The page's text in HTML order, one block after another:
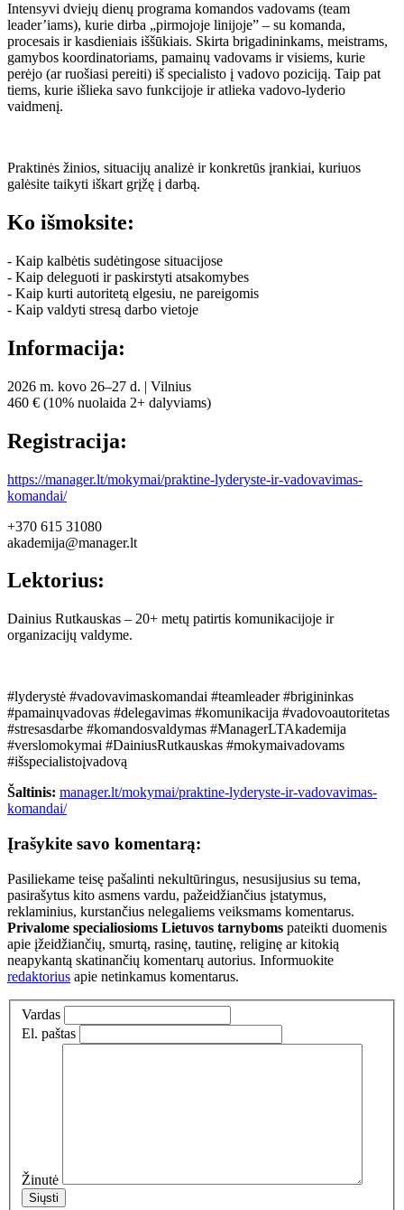
Intensyvi dviejų dienų programa komandos vadovams (team
leader’iams), kurie dirba „pirmojoje linijoje” – su komanda,
procesais ir kasdieniais iššūkiais. Skirta brigadininkams, meistrams,
gamybos koordinatoriams, pamainų vadovams ir visiems, kurie
perėjo (ar ruošiasi pereiti) iš specialisto į vadovo poziciją. Taip pat
tiems, kurie išlieka savo funkcijoje ir atlieka vadovo-lyderio
vaidmenį.
Praktinės žinios, situacijų analizė ir konkretūs įrankiai, kuriuos
galėsite taikyti iškart grįžę į darbą.
Ko išmoksite:
- Kaip kalbėtis sudėtingose situacijose
- Kaip deleguoti ir paskirstyti atsakomybes
- Kaip kurti autoritetą elgesiu, ne pareigomis
- Kaip valdyti stresą darbo vietoje
Informacija:
2026 m. kovo 26–27 d. | Vilnius
460 € (10% nuolaida 2+ dalyviams)
Registracija:
https://manager.lt/mokymai/praktine-lyderyste-ir-vadovavimas-
komandai/
+370 615 31080
akademija@manager.lt
Lektorius:
Dainius Rutkauskas – 20+ metų patirtis komunikacijoje ir
organizacijų valdyme.
#lyderystė #vadovavimaskomandai #teamleader #brigininkas
#pamainųvadovas #delegavimas #komunikacija #vadovoautoritetas
#stresasdarbe #komandosvaldymas #ManagerLTAkademija
#verslomokymai #DainiusRutkauskas #mokymaivadovams
#išspecialistoįvadovą
Šaltinis: manager.lt/mokymai/praktine-lyderyste-ir-vadovavimas-
komandai/
Įrašykite savo komentarą:
Pasiliekame teisę pašalinti nekultūringus, nesusijusius su tema,
pasirašytus kito asmens vardu, pažeidžiančius įstatymus,
reklaminius, kurstančius nelegaliems veiksmams komentarus.
Privalome specialiosioms Lietuvos tarnyboms pateikti duomenis
apie įžeidžiančių, smurtą, rasinę, tautinę, religinę ar kitokią
neapykantą skatinančių komentarų autorius. Informuokite
redaktorius apie netinkamus komentarus.
Vardas
El. paštas
Žinutė